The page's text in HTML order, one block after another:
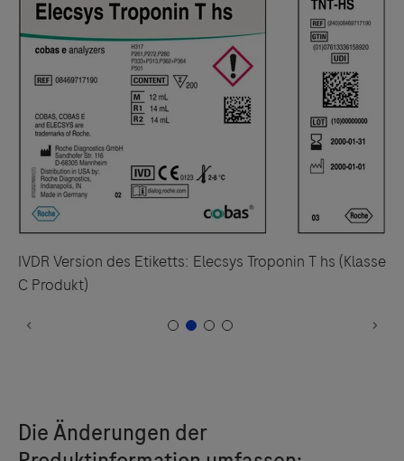
IVDR Version des Etiketts: Elecsys Troponin T hs (Klasse
C Produkt)